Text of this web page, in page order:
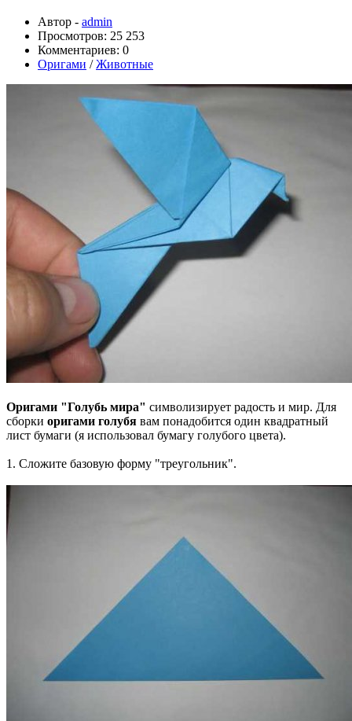
Автор - admin
Просмотров: 25 253
Комментариев: 0
Оригами /Животные
Оригами "Голубь мира" символизирует радость и мир. Для
сборки оригами голубя вам понадобится один квадратный
лист бумаги (я использовал бумагу голубого цвета).
1. Сложите базовую форму "треугольник".